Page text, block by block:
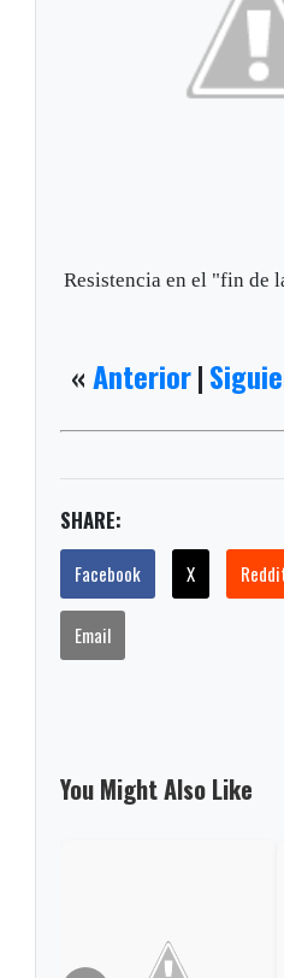
Resistencia en el "fin de
«Anterior|
SHARE:
Facebook X
Email
You Might Also Like